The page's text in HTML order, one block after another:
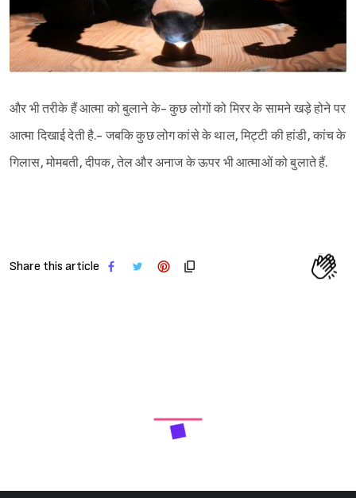
और भी तरीके हैं आत्मा को बुलाने के- कुछ लोगों को मिरर के सामने खड़े होने पर
आत्मा दिखाई देती है.- जबकि कुछ लोग कांसे के थाल, मिट्टी की हांडी, कांच के
गिलास, मोमबती, दीपक, तेल और अनाज के ऊपर भी आत्माओं को बुलाते हैं.
Share this article